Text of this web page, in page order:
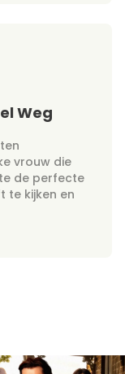
Weg
vrouw die
de perfecte
te kijken en